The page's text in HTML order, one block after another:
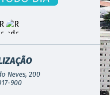
Neves, 200
900